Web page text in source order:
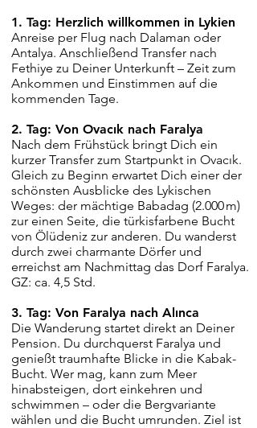
1. Tag: Herzlich willkommen in Lykien
Anreise per Flug nach Dalaman oder
Antalya. Anschließend Transfer nach
Fethiye zu Deiner Unterkunft – Zeit zum
Ankommen und Einstimmen auf die
kommenden Tage.
2. Tag: Von Ovacık nach Faralya
Nach dem Frühstück bringt Dich ein
kurzer Transfer zum Startpunkt in Ovacık.
Gleich zu Beginn erwartet Dich einer der
schönsten Ausblicke des Lykischen
Weges: der mächtige Babadag (2.000 m)
zur einen Seite, die türkisfarbene Bucht
von Ölüdeniz zur anderen. Du wanderst
durch zwei charmante Dörfer und
erreichst am Nachmittag das Dorf Faralya.
GZ: ca. 4,5 Std.
3. Tag: Von Faralya nach Alınca
Die Wanderung startet direkt an Deiner
Pension. Du durchquerst Faralya und
genießt traumhafte Blicke in die Kabak-
Bucht. Wer mag, kann zum Meer
hinabsteigen, dort einkehren und
schwimmen – oder die Bergvariante
wählen und die Bucht umrunden. Ziel ist